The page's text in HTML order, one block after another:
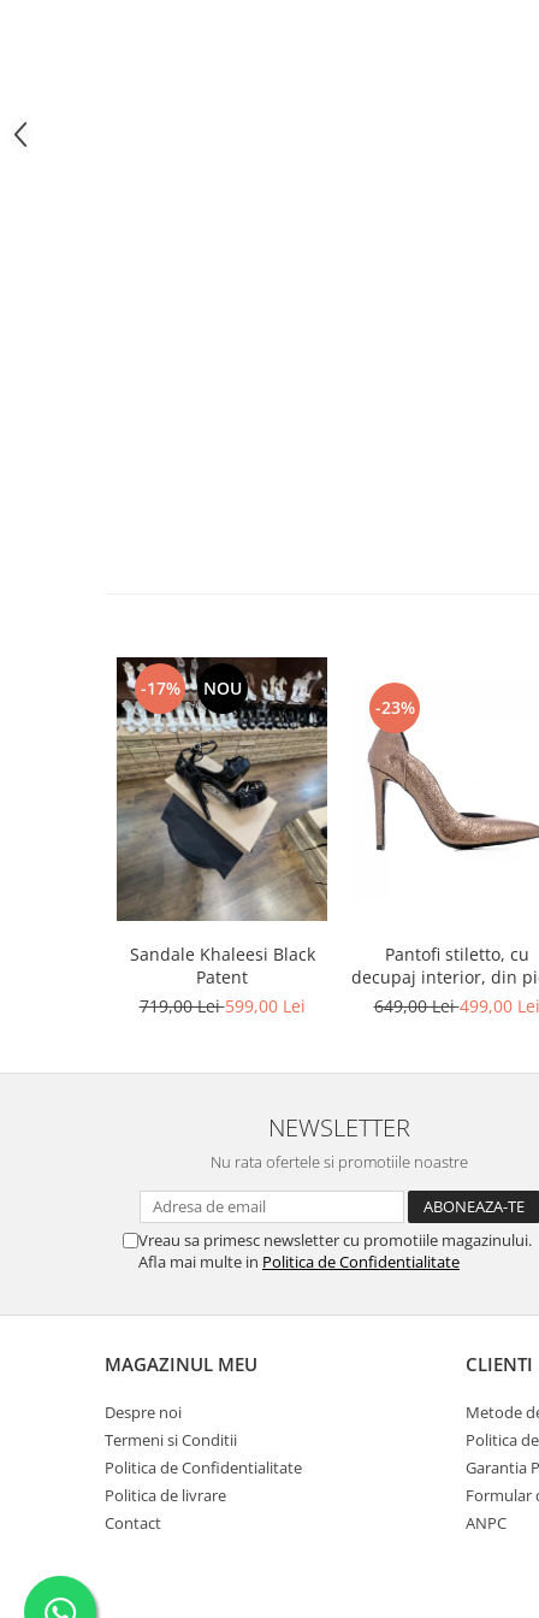
-17% NOU
Sandale Khaleesi Black
Patent
719,00 Lei599,00 Lei
-23%
Pantofi stiletto, cu
decupaj interior, din
bronz
649,00 Lei499,00 Lei
NEWSLETTER
Nu rata ofertele si promotiile noastre
Vreau sa primesc newsletter cu promotiile magazinului.
Afla mai multe in Politica de Confidentialitate
MAGAZINUL MEU
Despre noi
Termeni si Conditii
Politica de Confidentialitate
Politica de livrare
Contact
CLIENTI
Metode
Politica
Garantia
Formular
ANPC